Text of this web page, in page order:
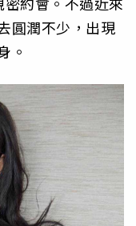
圓潤不少，出現
。